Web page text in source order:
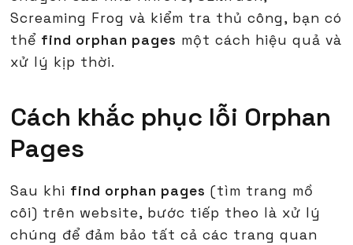
Screaming Frog và kiểm tra thủ công, bạn có
thể find orphan pages một cách hiệu quả và
xử lý kịp thời.
Cách khắc phục lỗi Orphan
Pages
Sau khi find orphan pages (tìm trang mồ
côi) trên website, bước tiếp theo là xử lý
chúng để đảm bảo tất cả các trang quan